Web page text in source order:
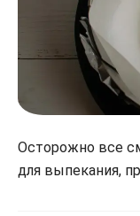
Осторожно все
для выпекания,